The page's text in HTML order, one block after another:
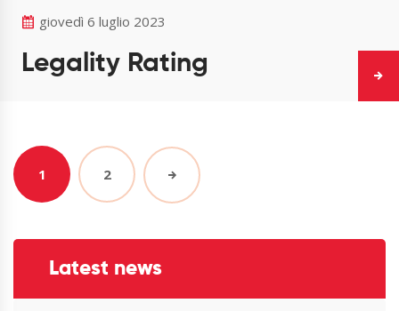
giovedì 6 luglio 2023
Legality Rating
1 2
Latest news